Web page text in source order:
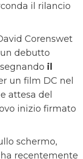
il rilancio
Corenswet
debutto
il
un film DC nel
attesa del
inizio firmato
schermo,
recentemente